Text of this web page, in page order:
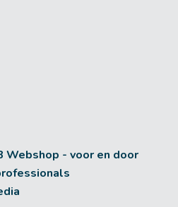
Webshop - voor en door